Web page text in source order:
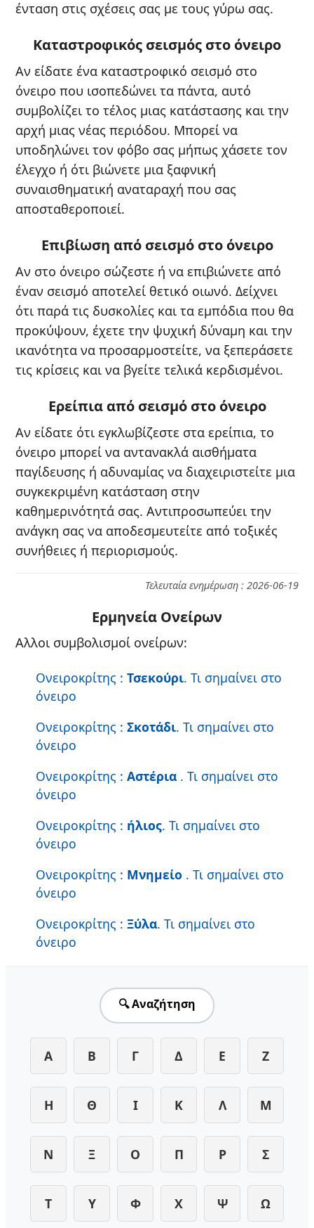
ένταση στις σχέσεις σας με τους γύρω σας.
Καταστροφικός σεισμός στο όνειρο
Αν είδατε ένα καταστροφικό σεισμό στο
όνειρο που ισοπεδώνει τα πάντα, αυτό
συμβολίζει το τέλος μιας κατάστασης και την
αρχή μιας νέας περιόδου. Μπορεί να
υποδηλώνει τον φόβο σας μήπως χάσετε τον
έλεγχο ή ότι βιώνετε μια ξαφνική
συναισθηματική αναταραχή που σας
αποσταθεροποιεί.
Επιβίωση από σεισμό στο όνειρο
Αν στο όνειρο σώζεστε ή να επιβιώνετε από
έναν σεισμό αποτελεί θετικό οιωνό. Δείχνει
ότι παρά τις δυσκολίες και τα εμπόδια που θα
προκύψουν, έχετε την ψυχική δύναμη και την
ικανότητα να προσαρμοστείτε, να ξεπεράσετε
τις κρίσεις και να βγείτε τελικά κερδισμένοι.
Ερείπια από σεισμό στο όνειρο
Αν είδατε ότι εγκλωβίζεστε στα ερείπια, το
όνειρο μπορεί να αντανακλά αισθήματα
παγίδευσης ή αδυναμίας να διαχειριστείτε μια
συγκεκριμένη κατάσταση στην
καθημερινότητά σας. Αντιπροσωπεύει την
ανάγκη σας να αποδεσμευτείτε από τοξικές
συνήθειες ή περιορισμούς.
Τελευταία ενημέρωση : 2026-06-19
Ερμηνεία Ονείρων
Αλλοι συμβολισμοί ονείρων:
Ονειροκρίτης :Τσεκούρι. Τι σημαίνει στο
όνειρο
Ονειροκρίτης :Σκοτάδι. Τι σημαίνει στο
όνειρο
Ονειροκρίτης :Αστέρια . Τι σημαίνει στο
όνειρο
Ονειροκρίτης : ήλιος. Τι σημαίνει στο
όνειρο
Ονειροκρίτης : Μνημείο . Τι σημαίνει στο
όνειρο
Ονειροκρίτης :Ξύλα. Τι σημαίνει στο
όνειρο
🔍 Αναζήτηση
Α Β Γ Δ Ε Ζ
Η Θ Ι Κ Λ Μ
Ν Ξ Ο Π Ρ Σ
Τ Υ Φ Χ Ψ Ω